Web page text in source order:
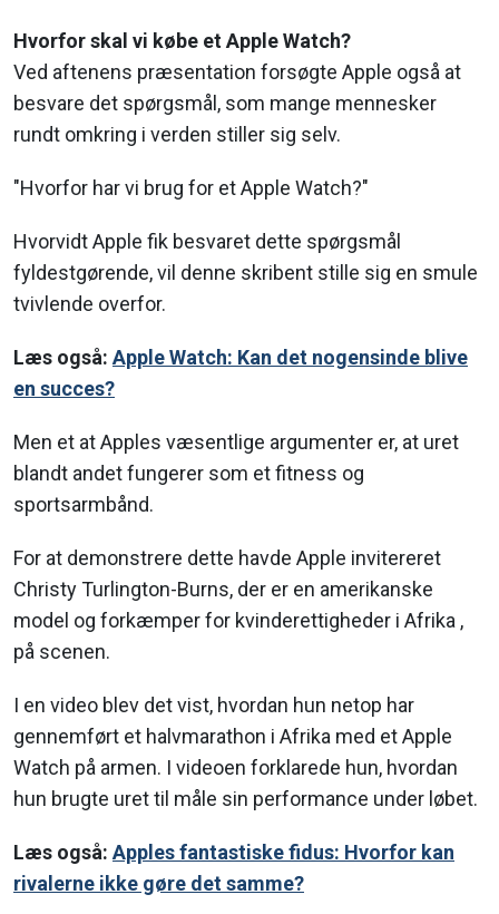
Hvorfor skal vi købe et Apple Watch?
Ved aftenens præsentation forsøgte Apple også at
besvare det spørgsmål, som mange mennesker
rundt omkring i verden stiller sig selv.
"Hvorfor har vi brug for et Apple Watch?"
Hvorvidt Apple fik besvaret dette spørgsmål
fyldestgørende, vil denne skribent stille sig en smule
tvivlende overfor.
Læs også: Apple Watch: Kan det nogensinde blive
en succes?
Men et at Apples væsentlige argumenter er, at uret
blandt andet fungerer som et fitness og
sportsarmbånd.
For at demonstrere dette havde Apple invitereret
Christy Turlington-Burns, der er en amerikanske
model og forkæmper for kvinderettigheder i Afrika ,
på scenen.
I en video blev det vist, hvordan hun netop har
gennemført et halvmarathon i Afrika med et Apple
Watch på armen. I videoen forklarede hun, hvordan
hun brugte uret til måle sin performance under løbet.
Læs også: Apples fantastiske fidus: Hvorfor kan
rivalerne ikke gøre det samme?